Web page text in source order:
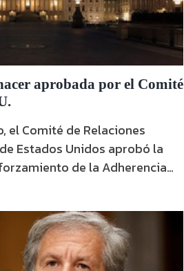
aprobada por el Comité
el Comité de Relaciones
Estados Unidos aprobó la
de la Adherencia
protesta “enérgicamente”
Onda Local La
…